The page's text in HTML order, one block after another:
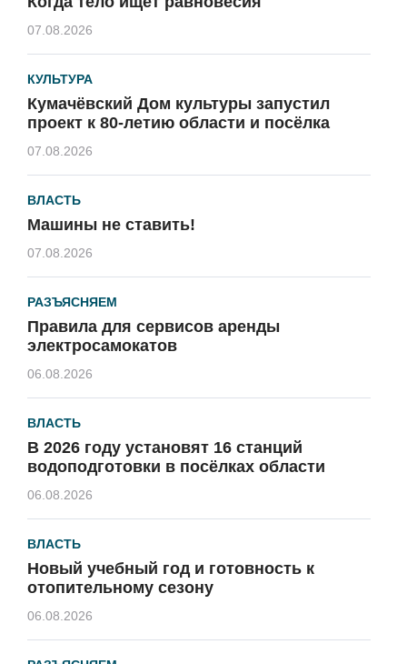
07.08.2026
КУЛЬТУРА
Кумачёвский Дом культуры запустил
проект к 80-летию области и посёлка
07.08.2026
ВЛАСТЬ
Машины не ставить!
07.08.2026
РАЗЪЯСНЯЕМ
Правила для сервисов аренды
электросамокатов
06.08.2026
ВЛАСТЬ
В 2026 году установят 16 станций
водоподготовки в посёлках области
06.08.2026
ВЛАСТЬ
Новый учебный год и готовность к
отопительному сезону
06.08.2026